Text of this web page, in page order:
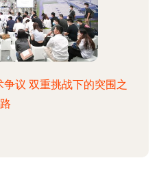
议 双重挑战下的突围之
路